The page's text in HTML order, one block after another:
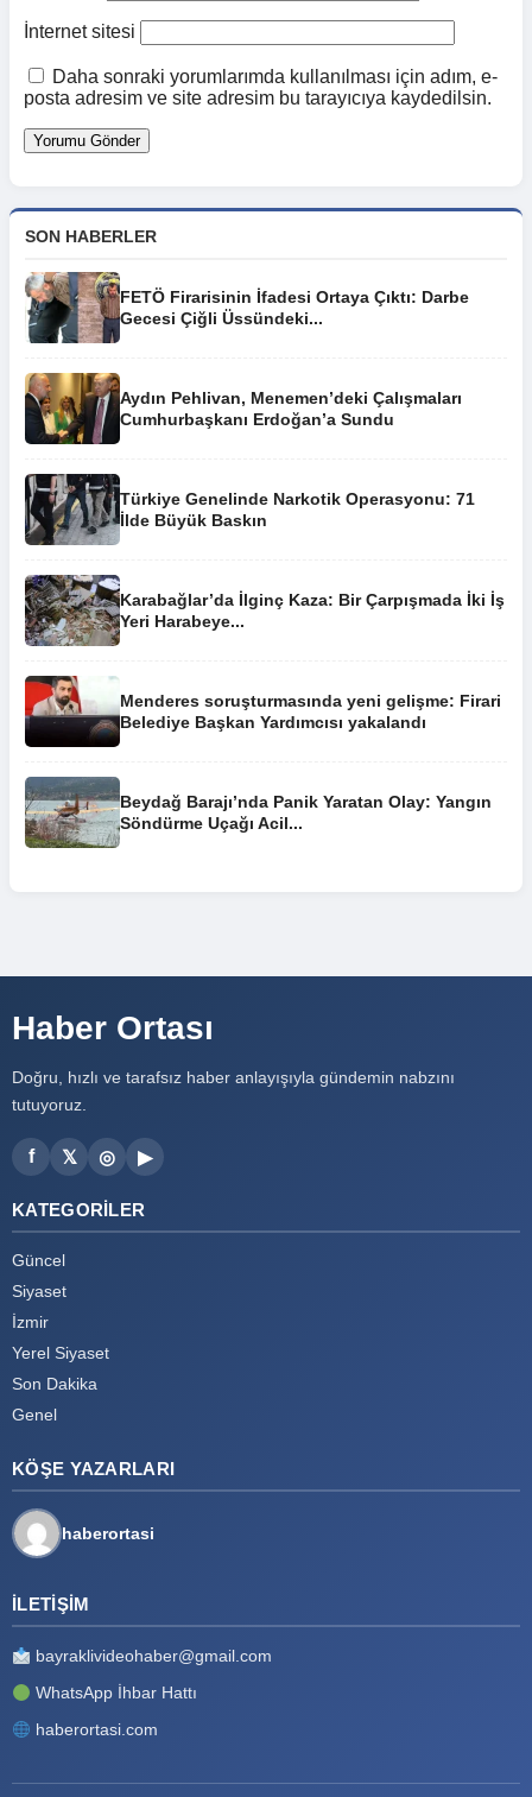
İnternet sitesi
Daha sonraki yorumlarımda kullanılması için adım, e-
posta adresim ve site adresim bu tarayıcıya kaydedilsin.
SON HABERLER
FETÖ Firarisinin İfadesi Ortaya Çıktı: Darbe
Gecesi Çiğli Üssündeki...
Aydın Pehlivan, Menemen’deki Çalışmaları
Cumhurbaşkanı Erdoğan’a Sundu
Türkiye Genelinde Narkotik Operasyonu: 71
İlde Büyük Baskın
Karabağlar’da İlginç Kaza: Bir Çarpışmada İki İş
Yeri Harabeye...
Menderes soruşturmasında yeni gelişme: Firari
Belediye Başkan Yardımcısı yakalandı
Beydağ Barajı’nda Panik Yaratan Olay: Yangın
Söndürme Uçağı Acil...
Haber Ortası
Doğru, hızlı ve tarafsız haber anlayışıyla gündemin nabzını
tutuyoruz.
f 𝕏 ◎ ▶
KATEGORILER
Güncel
Siyaset
İzmir
Yerel Siyaset
Son Dakika
Genel
KÖŞE YAZARLARI
haberortasi
İLETIŞIM
bayraklivideohaber@gmail.com
WhatsApp İhbar Hattı
haberortasi.com